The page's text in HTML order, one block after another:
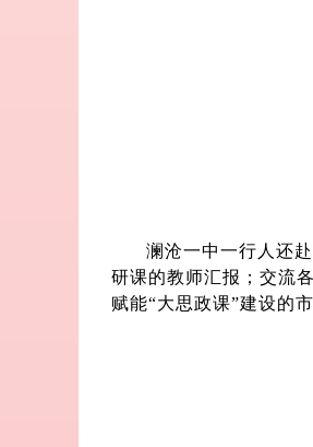
澜沧一中一行人还
研课的教师汇报；交流
赋能“大思政课”建设的